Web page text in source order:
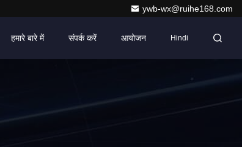
ywb-wx@ruihe168.com
हमारे बारे में संपर्क करें आयोजन Hindi